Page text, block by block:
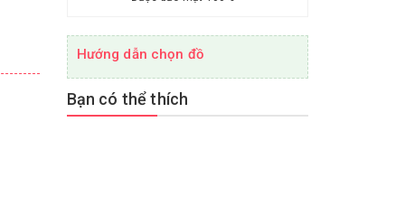
Hướng dẫn chọn đồ
Bạn có thể thích